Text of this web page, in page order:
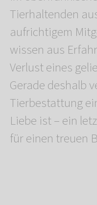
Tierhaltenden
aufrichtigem
wissen aus
Verlust eines
Gerade deshalb
Tierbestattung
Liebe ist – ein
für einen treuen